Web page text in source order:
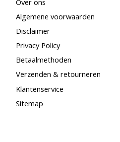
Algemene voorwaarden
Disclaimer
Privacy Policy
Betaalmethoden
Verzenden & retourneren
Klantenservice
Sitemap